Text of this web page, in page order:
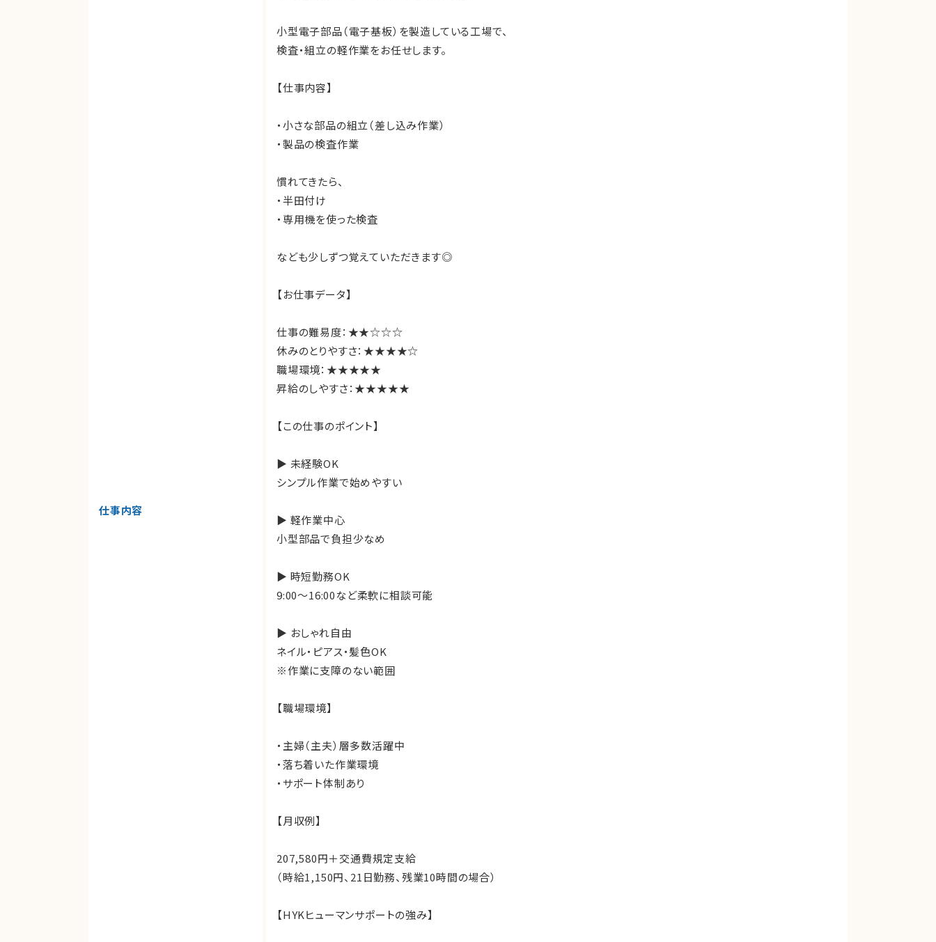
仕事内容
小型電子部品（電子基板）を製造している工場で、
検査・組立の軽作業をお任せします。
【仕事内容】
・小さな部品の組立（差し込み作業）
・製品の検査作業
慣れてきたら、
・半田付け
・専用機を使った検査
なども少しずつ覚えていただきます◎
【お仕事データ】
仕事の難易度：★★☆☆☆
休みのとりやすさ：★★★★☆
職場環境：★★★★★
昇給のしやすさ：★★★★★
【この仕事のポイント】
▶ 未経験OK
シンプル作業で始めやすい
▶ 軽作業中心
小型部品で負担少なめ
▶ 時短勤務OK
9:00〜16:00など柔軟に相談可能
▶ おしゃれ自由
ネイル・ピアス・髪色OK
※作業に支障のない範囲
【職場環境】
・主婦（主夫）層多数活躍中
・落ち着いた作業環境
・サポート体制あり
【月収例】
207,580円＋交通費規定支給
（時給1,150円、21日勤務、残業10時間の場合）
【HYKヒューマンサポートの強み】